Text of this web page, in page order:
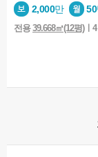
2,000만 50
전용39.668㎡(12평)ㅣ4